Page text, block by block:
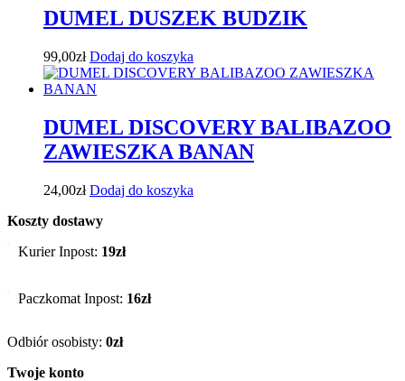
DUMEL DUSZEK BUDZIK
99,00zł Dodaj do koszyka
DUMEL DISCOVERY BALIBAZOO
ZAWIESZKA BANAN
24,00zł Dodaj do koszyka
Koszty dostawy
Kurier Inpost: 19zł
Paczkomat Inpost: 16zł
Odbiór osobisty: 0zł
Twoje konto